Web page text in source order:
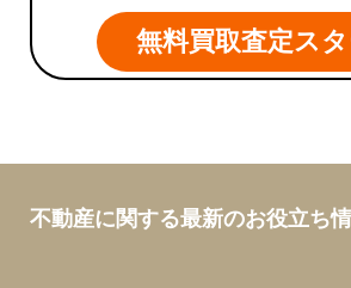
無料買取査定ス
不動産に関する最新のお役立ち